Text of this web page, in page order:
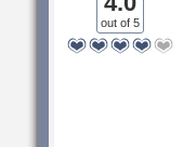
out of 5